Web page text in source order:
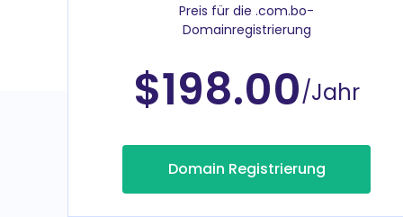
Preis für die .com.bo-
Domainregistrierung
$198.00/Jahr
Domain Registrierung